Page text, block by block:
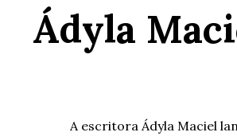
Ádyla
A escritora Ádyla Maciel